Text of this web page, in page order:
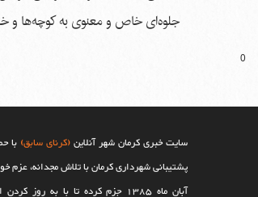
جلوه‌ای خاص و معنوی به کوچه‌ها و
0
سایت خبری کرمان شهر آنلاین(کرنای سابق) با
پشتیبانی شهرداری کرمان با تلاش مجدانه، عزم
آبان ماه 1385 جزم کرده تا با به روز